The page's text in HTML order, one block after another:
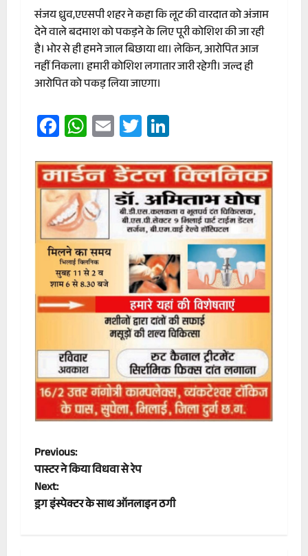
संजय ध्रुव,एएसपी शहर ने कहा कि लूट की वारदात को अंजाम
देने वाले बदमाश को पकड़ने के लिए पूरी कोशिश की जा रही
है। भोर से ही हमने जाल बिछाया था। लेकिन, आरोपित आज
नहीं निकला। हमारी कोशिश लगातार जारी रहेगी। जल्द ही
आरोपित को पकड़ लिया जाएगा।
Facebook
WhatsApp
EmailTwitter
P
o
s
Previous:
पास्टर ने किया विधवा से रेप
Next:
ड्रग इंस्पेक्टर के साथ ऑनलाइन ठगी